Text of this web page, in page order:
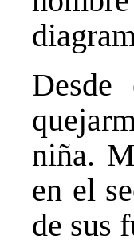
niña.
en el
de sus